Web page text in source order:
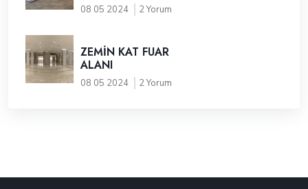
08 05 2024 2 Yorum
ZEMİN KAT FUAR
ALANI
08 05 2024 2 Yorum